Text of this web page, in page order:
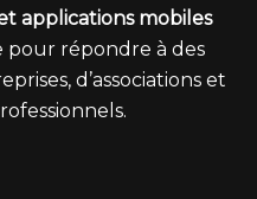
applications mobiles
pour répondre à des
d’associations et